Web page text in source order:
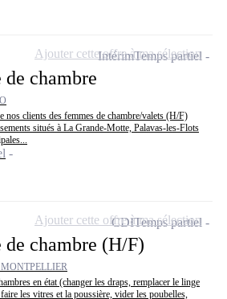
chambre
nos clients des femmes de chambre/valets (H/F)
situés à La Grande-Motte, Palavas-les-Flots
IntérimTemps partiel
Ajouter cette offre à ma sélection
de chambre (H/F)
en état (changer les draps, remplacer le linge
les vitres et la poussière, vider les poubelles,
CDITemps partiel
Ajouter cette offre à ma sélection